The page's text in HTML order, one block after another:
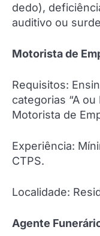
dedo),
auditivo ou
Motorista de
Requisitos:
categorias “A
Motorista de
Experiência:
CTPS.
Localidade:
Agente